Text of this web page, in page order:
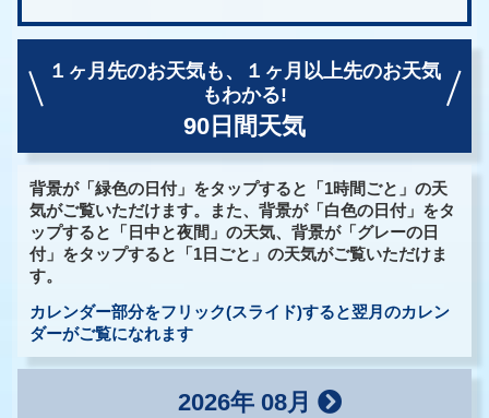
１ヶ月先のお天気も、
１ヶ月以上先のお天気
もわかる!
90日間天気
背景が「緑色の日付」をタップすると「1時間ごと」の天
気がご覧いただけます。また、背景が「白色の日付」をタ
ップすると「日中と夜間」の天気、背景が「グレーの日
付」をタップすると「1日ごと」の天気がご覧いただけま
す。
カレンダー部分をフリック(スライド)すると翌月のカレン
ダーがご覧になれます
2026年 08月